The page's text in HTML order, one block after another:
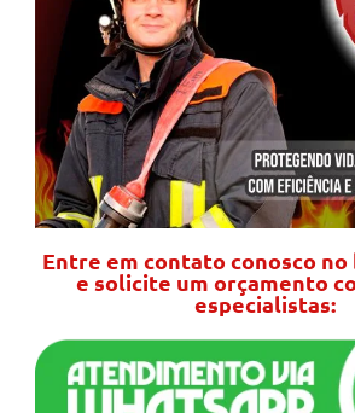
Entre em contato conosco no
e solicite um orçamento
especialistas: